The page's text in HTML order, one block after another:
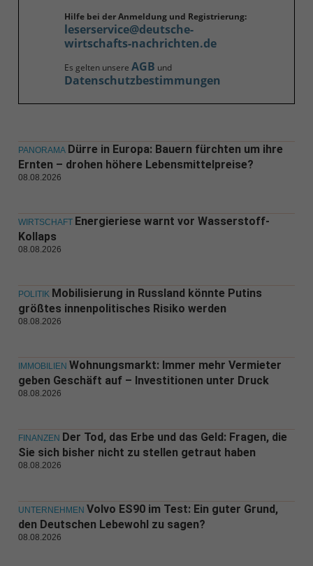
Hilfe bei der Anmeldung und Registrierung:
leserservice@deutsche-
wirtschafts-nachrichten.de
Es gelten unsere AGB und
Datenschutzbestimmungen
PANORAMA Dürre in Europa: Bauern fürchten um ihre
Ernten – drohen höhere Lebensmittelpreise?
08.08.2026
WIRTSCHAFT Energieriese warnt vor Wasserstoff-
Kollaps
08.08.2026
POLITIK Mobilisierung in Russland könnte Putins
größtes innenpolitisches Risiko werden
08.08.2026
IMMOBILIEN Wohnungsmarkt: Immer mehr Vermieter
geben Geschäft auf – Investitionen unter Druck
08.08.2026
FINANZEN Der Tod, das Erbe und das Geld: Fragen, die
Sie sich bisher nicht zu stellen getraut haben
08.08.2026
UNTERNEHMEN Volvo ES90 im Test: Ein guter Grund,
den Deutschen Lebewohl zu sagen?
08.08.2026